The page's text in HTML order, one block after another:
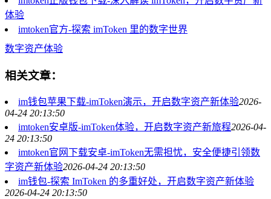
体验
imtoken官方-探索 imToken 里的数字世界
数字资产体验
相关文章：
im钱包苹果下载-imToken演示，开启数字资产新体验2026-
04-24 20:13:50
imtoken安卓版-imToken体验，开启数字资产新旅程2026-04-
24 20:13:50
imtoken官网下载安卓-imToken无需担忧，安全便捷引领数
字资产新体验2026-04-24 20:13:50
im钱包-探索 ImToken 的多重好处，开启数字资产新体验
2026-04-24 20:13:50